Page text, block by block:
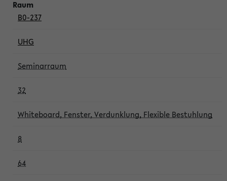
B0-237
UHG
Seminarraum
32
Whiteboard, Fenster, Verdunklung, Flexible Bestuhlung
8
64